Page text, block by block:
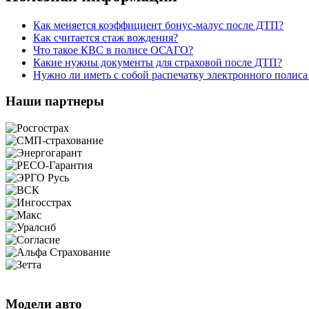
Как меняется коэффициент бонус-малус после ДТП?
Как считается стаж вождения?
Что такое КВС в полисе ОСАГО?
Какие нужны документы для страховой после ДТП?
Нужно ли иметь с собой распечатку электронного
Наши партнеры
Модели авто